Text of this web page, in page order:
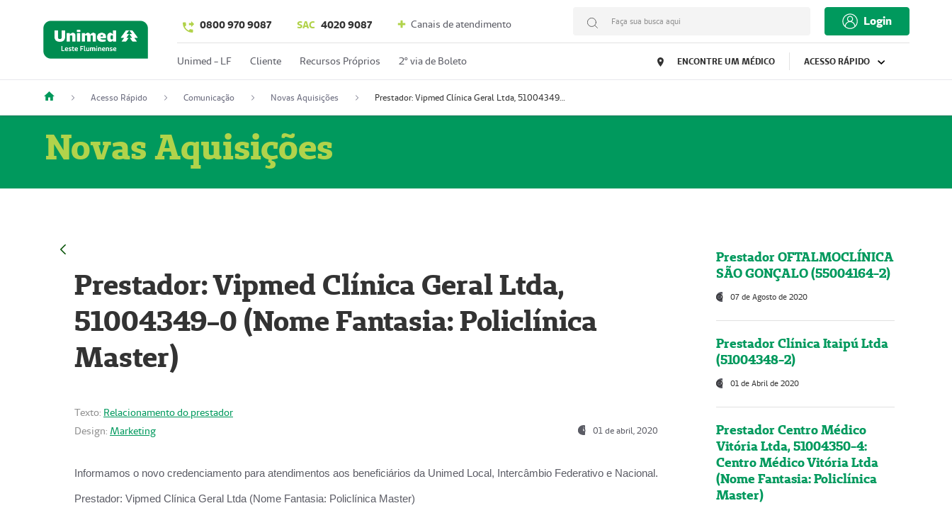
0800 970 9087 SAC 4020 9087 Canais de atendimento Faça sua busca aqui Login
Unimed - LF Cliente Recursos Próprios 2º via de Boleto ENCONTRE UM MÉDICO ACESSO RÁPIDO
Acesso Rápido Comunicação Novas Aquisições Prestador: Vipmed Clínica Geral Ltda, 51004349-0 (Nome Fantasia: Policlínica Master)
Novas Aquisições
Prestador: Vipmed Clínica Geral Ltda,
51004349-0 (Nome Fantasia: Policlínica
Master)
Texto: Relacionamento do prestador
Design: Marketing 01 de abril, 2020
Informamos o novo credenciamento para atendimentos aos beneficiários da Unimed Local, Intercâmbio Federativo e Nacional.
Prestador: Vipmed Clínica Geral Ltda (Nome Fantasia: Policlínica Master)
Prestador OFTALMOCLÍNICA
SÃO GONÇALO (55004164-2)
07 de Agosto de 2020
Prestador Clínica Itaipú Ltda
(51004348-2)
01 de Abril de 2020
Prestador Centro Médico
Vitória Ltda, 51004350-4:
Centro Médico Vitória Ltda
(Nome Fantasia: Policlínica
Master)